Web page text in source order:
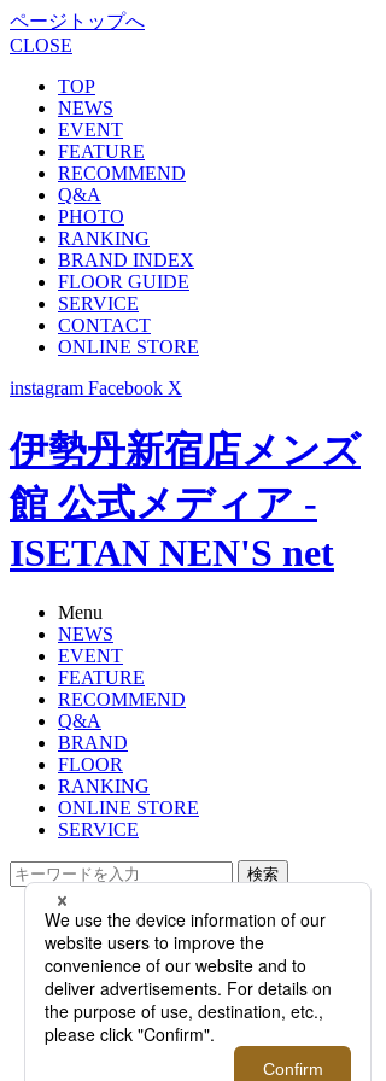
ページトップへ
CLOSE
TOP
NEWS
EVENT
FEATURE
RECOMMEND
Q&A
PHOTO
RANKING
BRAND INDEX
FLOOR GUIDE
SERVICE
CONTACT
ONLINE STORE
instagram Facebook X
伊勢丹新宿店メンズ
館 公式メディア -
ISETAN NEN'S net
Menu
NEWS
EVENT
FEATURE
RECOMMEND
Q&A
BRAND
FLOOR
RANKING
ONLINE STORE
SERVICE
検索
TOP
PHOTO
【10月18日更新】＜ゼニス＞×＜ポ
ーター＞のコラボウォッチが登場す
る「PILOT POP UP STORE」がオー
プン